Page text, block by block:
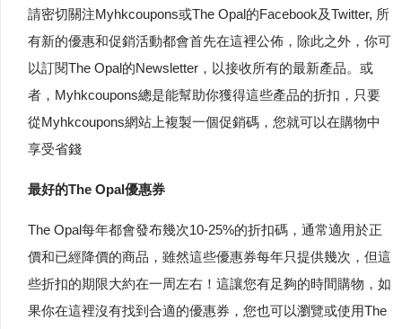
請密切關注Myhkcoupons或The Opal的Facebook及Twitter, 所
有新的優惠和促銷活動都會首先在這裡公佈，除此之外，你可
以訂閱The Opal的Newsletter，以接收所有的最新產品。或
者，Myhkcoupons總是能幫助你獲得這些產品的折扣，只要
從Myhkcoupons網站上複製一個促銷碼，您就可以在購物中
享受省錢
最好的The Opal優惠券
The Opal每年都會發布幾次10-25%的折扣碼，通常適用於正
價和已經降價的商品，雖然這些優惠券每年只提供幾次，但這
些折扣的期限大約在一周左右！這讓您有足夠的時間購物，如
果你在這裡沒有找到合適的優惠券，您也可以瀏覽或使用The